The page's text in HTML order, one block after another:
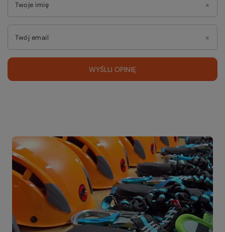
Twoje imię
Twój email
WYŚLIJ OPINIĘ